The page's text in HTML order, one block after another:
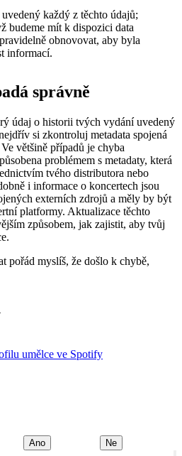
každý z těchto údajů;
budeme mít k dispozici data
obnovovat, aby byla
informací.
správně
údaj o historii tvých vydání uvedený
si zkontroluj metadata spojená
většině případů je chyba
problémem s metadaty, která
tvého distributora nebo
i informace o koncertech jsou
externích zdrojů a měly by být
platformy. Aktualizace těchto
způsobem, jak zajistit, aby tvůj
pořád myslíš, že došlo k chybě,
umělce ve Spotify
Ano Ne